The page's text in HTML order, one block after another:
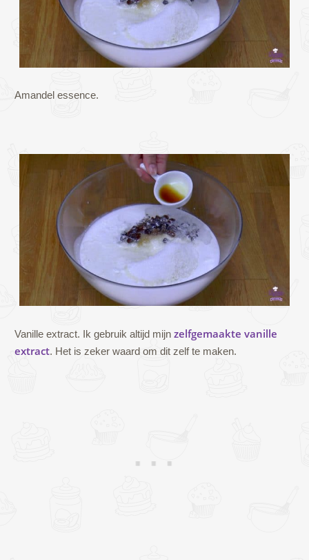
Amandel essence.
Vanille extract. Ik gebruik altijd mijn zelfgemaakte vanille
extract. Het is zeker waard om dit zelf te maken.